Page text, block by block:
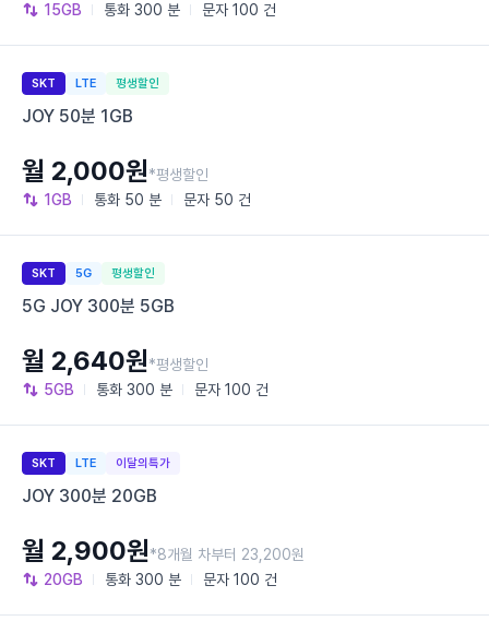
15GB 통화 300 분 문자 100 건
SKT LTE 평생할인
JOY 50분 1GB
1GB 통화 50 분 문자 50 건
월 2,000원*평생할인
SKT 5G 평생할인
5G JOY 300분 5GB
5GB 통화 300 분 문자 100 건
월 2,640원*평생할인
SKT LTE 이달의특가
JOY 300분 20GB
20GB 통화 300 분 문자 100 건
월 2,900원*8개월 차부터 23,200원